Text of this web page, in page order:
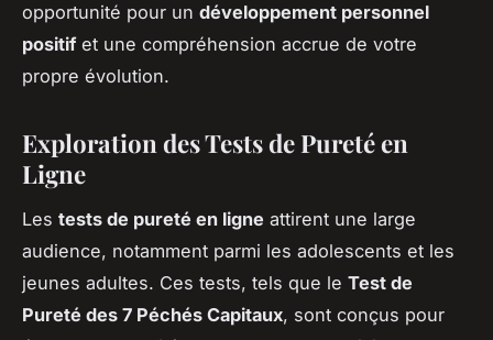
opportunité pour un développement personnel
positifet une compréhension accrue de votre
propre évolution.
Exploration des Tests de Pureté en
Ligne
Les tests de pureté en ligne attirent une large
audience, notamment parmi les adolescents et les
jeunes adultes. Ces tests, tels que le Test de
Pureté des 7 Péchés Capitaux, sont conçus pour